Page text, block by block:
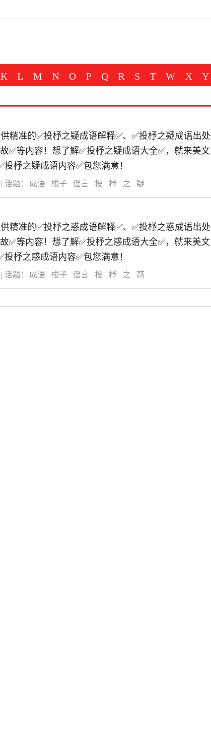
K L M N O P Q R S T W X Y
精准的✅投杼之疑成语解释✅、✅投杼之疑成语出处
✅等内容！想了解✅投杼之疑成语大全✅，就来美文
杼之疑成语内容✅包您满意！
| 话题： 成语 梭子 谣言 投 杼 之 疑
精准的✅投杼之惑成语解释✅、✅投杼之惑成语出处
✅等内容！想了解✅投杼之惑成语大全✅，就来美文
杼之惑成语内容✅包您满意！
| 话题： 成语 梭子 谣言 投 杼 之 惑